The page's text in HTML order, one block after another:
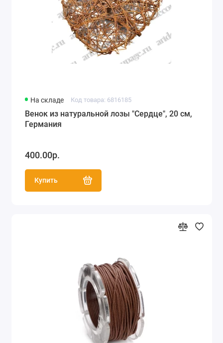
На складе Код товара: 6816185
Венок из натуральной лозы "Сердце", 20 см,
Германия
400.00р.
Купить